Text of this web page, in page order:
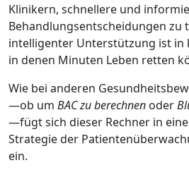
Klinikern, schnellere und
Behandlungsentscheidungen zu
intelligenter Unterstützung ist in
in denen Minuten Leben retten
Wie bei anderen
—ob um BAC zu berechnen oder
—fügt sich dieser Rechner in
Strategie der
ein.